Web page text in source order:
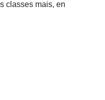
classes mais, en